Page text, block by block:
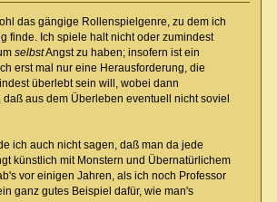
das gängige Rollenspielgenre, zu dem ich
finde. Ich spiele halt nicht oder zumindest
selbstAngst zu haben; insofern ist ein
erst mal nur eine Herausforderung, die
überlebt sein will, wobei dann
aus dem Überleben eventuell nicht soviel
ich auch nicht sagen, daß man da jede
künstlich mit Monstern und Übernatürlichem
vor einigen Jahren, als ich noch Professor
ganz gutes Beispiel dafür, wie man's